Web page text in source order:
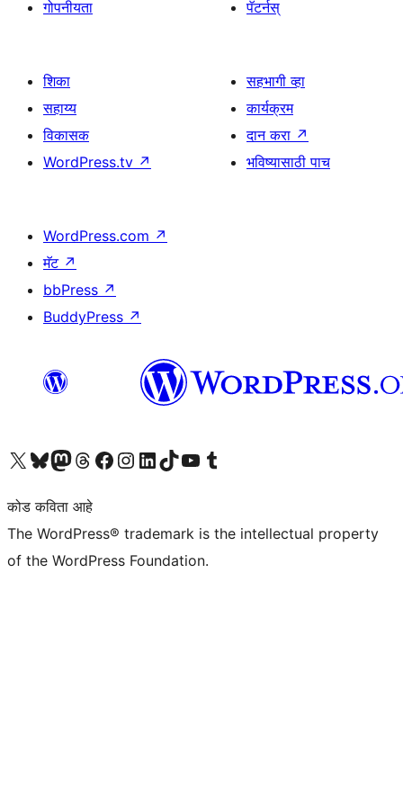
गोपनीयता पॅटर्नस्
शिका
सहाय्य
विकासक
WordPress.tv ↗
सहभागी व्हा
कार्यक्रम
दान करा ↗
भविष्यासाठी पाच
WordPress.com ↗
मॅट ↗
bbPress ↗
BuddyPress ↗
आमच्या X (एक्स) (पूर्वीचे ट्विटर) खात्याला भेट द्या आमच्या ब्लूस्की खात्याला भेट द्या.आमच्या Mastodon खात्याला भेट द्या.आमच्या थ्रेड्स खात्याला भेट द्या. आमच्या फेसबुक पेजला भेट द्या आमच्या इंस्टाग्राम खात्याला भेट द्या आमच्या लिंक्डइन खात्याला भेट द्या आमच्या टिकटॉक अकाउंटला भेट द्या.आमच्या यूट्यूब चॅनेलला भेट द्या आमच्या टंबलर खात्याला भेट द्या.
कोड कविता आहे
The WordPress® trademark is the intellectual property
of the WordPress Foundation.